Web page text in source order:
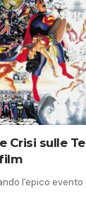
Crisi sulle
l'epico